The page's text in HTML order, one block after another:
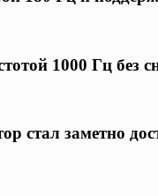
1000 Гц без
стал заметно